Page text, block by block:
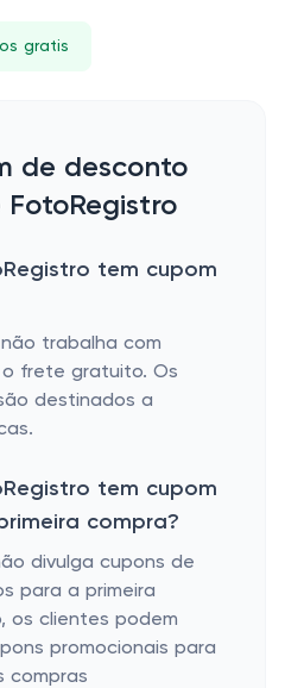
gratis
de desconto
tem cupom
trabalha com
frete gratuito. Os
destinados a
tem cupom
compra?
divulga cupons de
para a primeira
os clientes podem
promocionais para
compras